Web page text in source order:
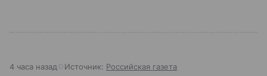
4 часа назад Источник: Российская газета